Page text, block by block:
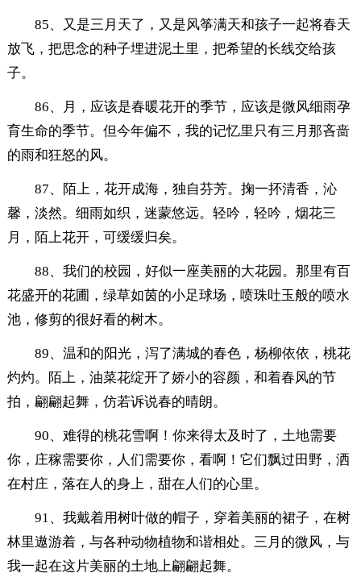
85、又是三月天了，又是风筝满天和孩子一起将春天
放飞，把思念的种子埋进泥土里，把希望的长线交给孩
子。
86、月，应该是春暖花开的季节，应该是微风细雨孕
育生命的季节。但今年偏不，我的记忆里只有三月那吝啬
的雨和狂怒的风。
87、陌上，花开成海，独自芬芳。掬一抔清香，沁
馨，淡然。细雨如织，迷蒙悠远。轻吟，轻吟，烟花三
月，陌上花开，可缓缓归矣。
88、我们的校园，好似一座美丽的大花园。那里有百
花盛开的花圃，绿草如茵的小足球场，喷珠吐玉般的喷水
池，修剪的很好看的树木。
89、温和的阳光，泻了满城的春色，杨柳依依，桃花
灼灼。陌上，油菜花绽开了娇小的容颜，和着春风的节
拍，翩翩起舞，仿若诉说春的晴朗。
90、难得的桃花雪啊！你来得太及时了，土地需要
你，庄稼需要你，人们需要你，看啊！它们飘过田野，洒
在村庄，落在人的身上，甜在人们的心里。
91、我戴着用树叶做的帽子，穿着美丽的裙子，在树
林里遨游着，与各种动物植物和谐相处。三月的微风，与
我一起在这片美丽的土地上翩翩起舞。